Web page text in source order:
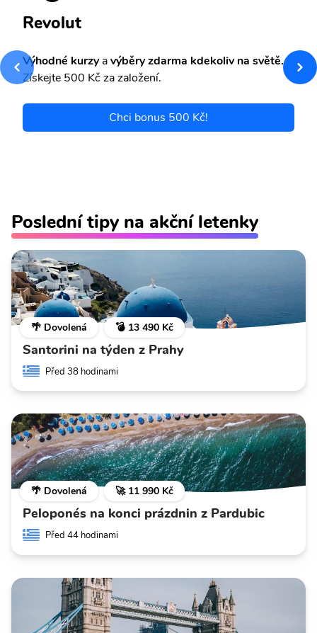
Revolut
Výhodné kurzyavýběry zdarma kdekoliv na světě.
Získejte 500 Kč za založení.
Chci bonus 500 Kč!
Poslední tipy na akční letenky
🌴 Dovolená 💣 13 490 Kč
Santorini na týden z Prahy
Před 38 hodinami
🌴 Dovolená 🚀 11 990 Kč
Peloponés na konci prázdnin z Pardubic
Před 44 hodinami